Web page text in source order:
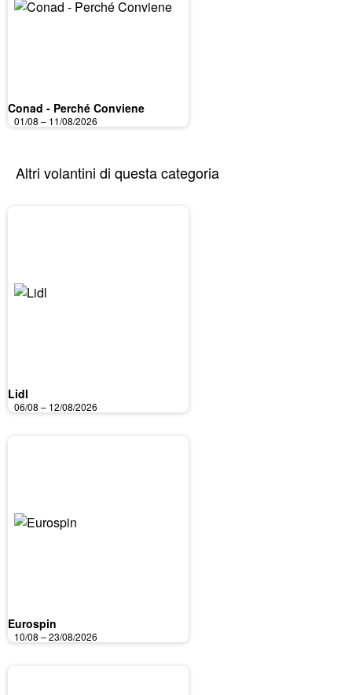
Conad - Perché Conviene
01/08 – 11/08/2026
Altri volantini di questa categoria
Lidl
06/08 – 12/08/2026
Eurospin
10/08 – 23/08/2026